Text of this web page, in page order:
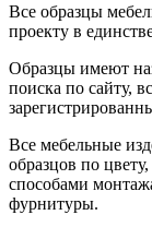
Все образцы
проекту в
Образцы имеют
поиска по сайту,
Все мебельные
образцов по
способами
фурнитуры.